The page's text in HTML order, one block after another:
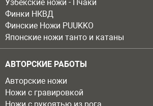
Узбекские ножи - Пчаки
Финки НКВД
Финские Ножи PUUKKO
Японские ножи танто и катаны
АВТОРСКИЕ РАБОТЫ
Авторские ножи
Ножи с гравировкой